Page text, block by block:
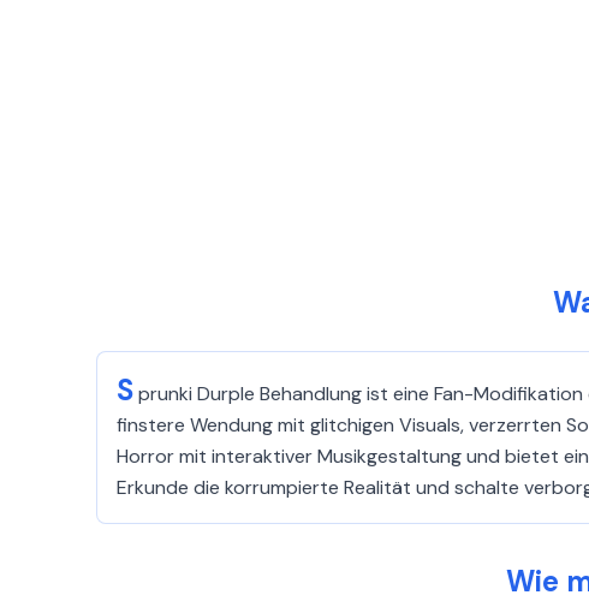
Sprunki Durple Behandlung ist eine Fan-
finstere Wendung mit glitchigen Visuals, verzerrten
Horror mit interaktiver Musikgestaltung und bietet
Erkunde die korrumpierte Realität und schalte
Wie